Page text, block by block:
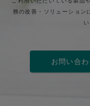
務の改善・ソリューション
お問い合わ